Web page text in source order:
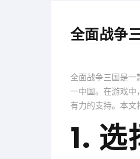
全面战争
全面战争三国是一
一中国。在游戏中
有力的支持。本文
1.